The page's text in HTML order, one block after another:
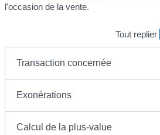
l'occasion de la vente.
Tout replier
Transaction concernée
Exonérations
Calcul de la plus-value